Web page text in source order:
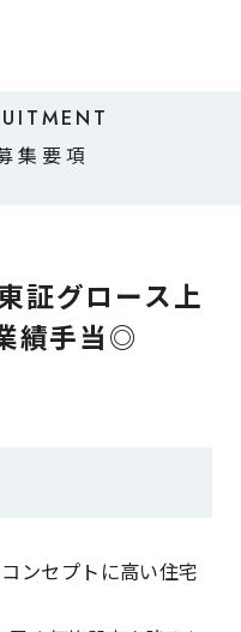
集要項
証グロース上
績手当◎
コンセプトに高い住宅